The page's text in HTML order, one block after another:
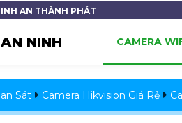
AN THÀNH PHÁT
NINH CAMERA
Sát Camera Hikvision Giá Rẻ